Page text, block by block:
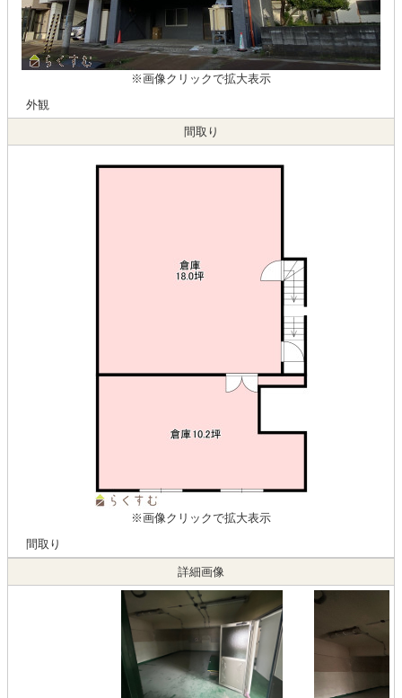
間取り
※画像クリックで拡大表示
外観
※画像クリックで拡大表示
間取り
詳細画像